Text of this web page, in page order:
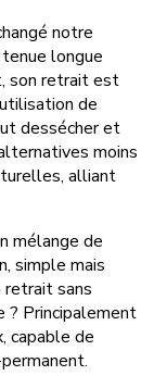
notre
longue
son retrait est
de
dessécher et
moins
alliant
mélange de
simple mais
retrait sans
? Principalement
capable de